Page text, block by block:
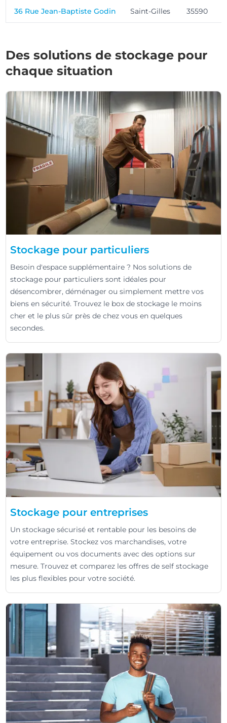
36 Rue Jean-Baptiste Godin Saint-Gilles 35590
Des solutions de stockage pour
chaque situation
Stockage pour particuliers
Besoin d'espace supplémentaire ? Nos solutions de
stockage pour particuliers sont idéales pour
désencombrer, déménager ou simplement mettre vos
biens en sécurité. Trouvez le box de stockage le moins
cher et le plus sûr près de chez vous en quelques
secondes.
Stockage pour entreprises
Un stockage sécurisé et rentable pour les besoins de
votre entreprise. Stockez vos marchandises, votre
équipement ou vos documents avec des options sur
mesure. Trouvez et comparez les offres de self stockage
les plus flexibles pour votre société.